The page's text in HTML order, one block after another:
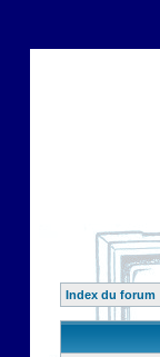
Index du forum